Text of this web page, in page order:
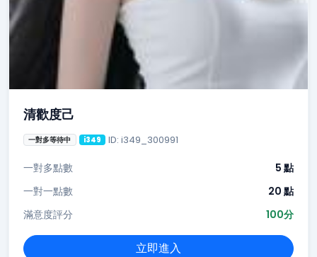
清歡度己
一對多等待中 i349 ID: i349_300991
一對多點數
5 點
一對一點數
20 點
滿意度評分
100分
立即進入